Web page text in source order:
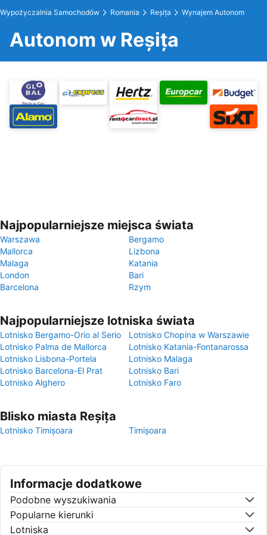
Wypożyczalnia Samochodów Romania Reșița Wynajem Autonom
Autonom w Reșița
Najpopularniejsze miejsca świata
Warszawa
Bergamo
Mallorca
Lizbona
Malaga
Katania
London
Bari
Barcelona
Rzym
Najpopularniejsze lotniska świata
Lotnisko Bergamo-Orio al Serio
Lotnisko Chopina w Warszawie
Lotnisko Palma de Mallorca
Lotnisko Katania-Fontanarossa
Lotnisko Lisbona-Portela
Lotnisko Malaga
Lotnisko Barcelona-El Prat
Lotnisko Bari
Lotnisko Alghero
Lotnisko Faro
Blisko miasta Reșița
Lotnisko Timișoara Timișoara
Informacje dodatkowe
Podobne wyszukiwania
Popularne kierunki
Lotniska